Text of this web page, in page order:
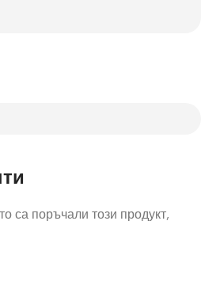
са поръчали този продукт,